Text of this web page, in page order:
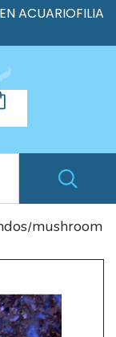
ACUARIOFILIA
/mushroom